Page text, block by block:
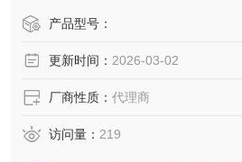
温度恢复时间≤5分钟，大幅缩短测
产过程监控。
产品型号：
更新时间： 2026-03-02
厂商性质： 代理商
访问量： 219